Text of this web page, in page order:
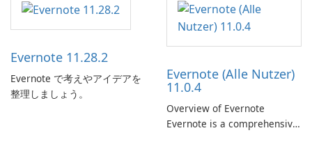
Evernote 11.28.2
Evernote で考えやアイデアを
整理しましょう。
Evernote (Alle Nutzer)
11.0.4
Overview of Evernote
Evernote is a comprehensive